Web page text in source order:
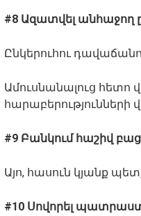
#8 Ազատվել անհաջող
Ընկերուհու
Ամուսնանալուց հետո
#9 Բանկում հաշիվ
Այո, հասուն կյանք
#10 Սովորել